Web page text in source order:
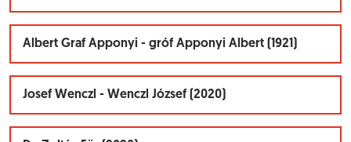
Albert Graf Apponyi - gróf Apponyi Albert (1921)
Josef Wenczl - Wenczl József (2020)